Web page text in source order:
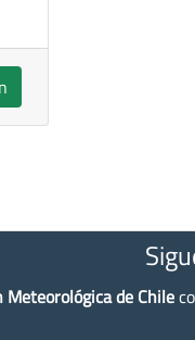
Meteorológica de Chile